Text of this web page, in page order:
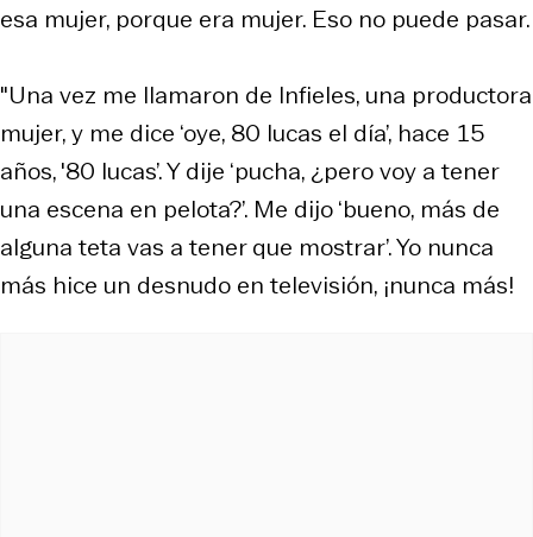
esa mujer, porque era mujer. Eso no puede pasar.
"Una vez me llamaron de Infieles, una productora
mujer, y me dice ‘oye, 80 lucas el día’, hace 15
años, '80 lucas’. Y dije ‘pucha, ¿pero voy a tener
una escena en pelota?’. Me dijo ‘bueno, más de
alguna teta vas a tener que mostrar’. Yo nunca
más hice un desnudo en televisión, ¡nunca más!